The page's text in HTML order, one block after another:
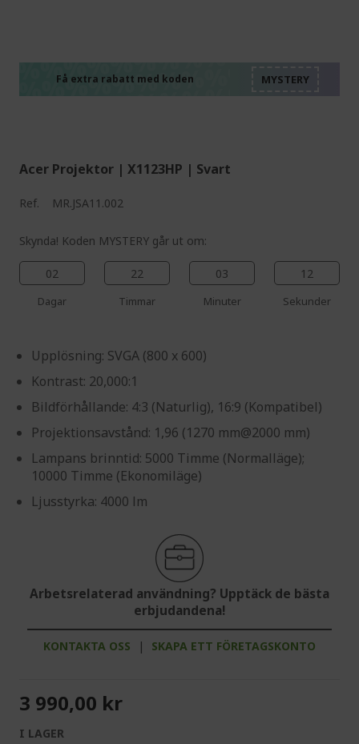
Få extra rabatt med koden
Acer Projektor | X1123HP | Svart
Ref. MR.JSA11.002
Skynda! Koden MYSTERY går ut om:
02
Dagar
22
Timmar
03
Minuter
11
Sekunder
Upplösning: SVGA (800 x 600)
Kontrast: 20,000:1
Bildförhållande: 4:3 (Naturlig), 16:9 (Kompatibel)
Projektionsavstånd: 1,96 (1270 mm@2000 mm)
Lampans brinntid: 5000 Timme (Normalläge);
10000 Timme (Ekonomiläge)
Ljusstyrka: 4000 lm
Arbetsrelaterad användning? Upptäck de bästa
erbjudandena!
KONTAKTA OSS | SKAPA ETT FÖRETAGSKONTO
3 990,00 kr
I LAGER